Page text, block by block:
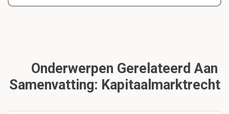
Onderwerpen Gerelateerd Aan
Samenvatting: Kapitaalmarktrecht